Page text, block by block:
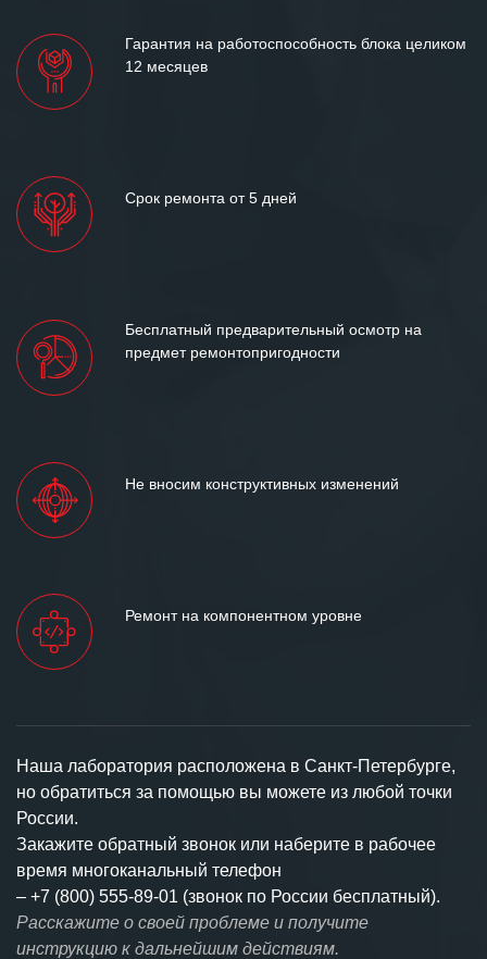
Гарантия на работоспособность блока целиком
12 месяцев
Срок ремонта от 5 дней
Бесплатный предварительный осмотр на
предмет ремонтопригодности
Не вносим конструктивных изменений
Ремонт на компонентном уровне
Наша лаборатория расположена в Санкт-Петербурге,
но обратиться за помощью вы можете из любой точки
России.
Закажите обратный звонок или наберите в рабочее
время многоканальный телефон
– +7 (800) 555-89-01 (звонок по России бесплатный).
Расскажите о своей проблеме и получите
инструкцию к дальнейшим действиям.